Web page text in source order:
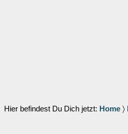
Hier befindest Du Dich jetzt: Home 〉